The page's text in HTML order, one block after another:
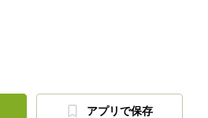
アプリで保存